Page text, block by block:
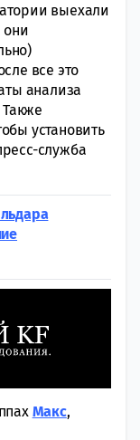
выехали
они
все это
анализа
Также
установить
служба
Макс,